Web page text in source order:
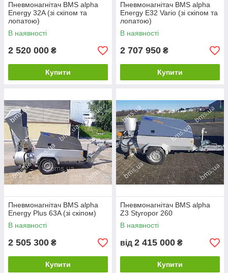
Пневмонагнітач BMS alpha
Energy 32A (зі скіпом та
лопатою)
В наявності
2 520 000 ₴
Купити
Пневмонагнітач BMS alpha
Energy E32 Vario (зі скіпом та
лопатою)
В наявності
2 707 950 ₴
Купити
Пневмонагнітач BMS alpha
Energy Plus 63A (зі скіпом)
В наявності
2 505 300 ₴
Купити
Пневмонагнітач BMS alpha
Z3 Styropor 260
В наявності
від 2 415 000 ₴
Купити